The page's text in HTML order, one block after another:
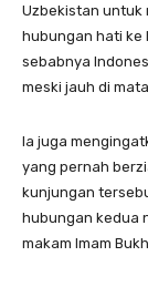
Uzbekistan untuk
hubungan hati ke
sebabnya
meski jauh di
Ia juga
yang pernah
kunjungan
hubungan kedua
makam Imam